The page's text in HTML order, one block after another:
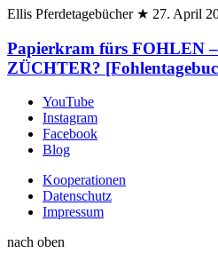
Ellis Pferdetagebücher ★ 27. April
Papierkram fürs FOHLEN
ZÜCHTER?
YouTube
Instagram
Facebook
Blog
Kooperationen
Datenschutz
Impressum
nach oben